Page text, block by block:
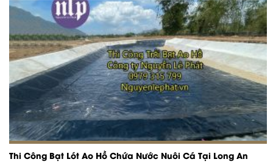
Thi Công Bạt Lót Ao Hồ Chứa Nước Nuôi Cá Tại Long An